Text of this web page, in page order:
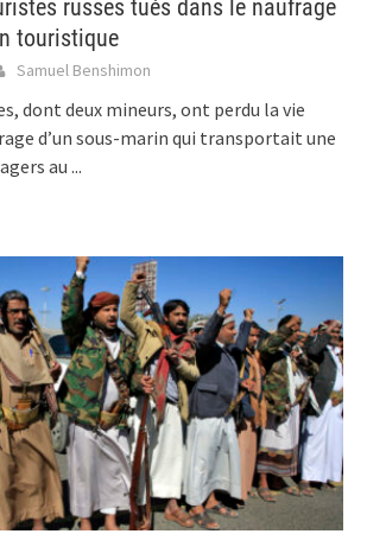
russes tués dans le naufrage
touristique
Samuel Benshimon
dont deux mineurs, ont perdu la vie
d’un sous-marin qui transportait une
au ...